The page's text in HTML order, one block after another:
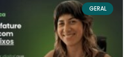
GERAL